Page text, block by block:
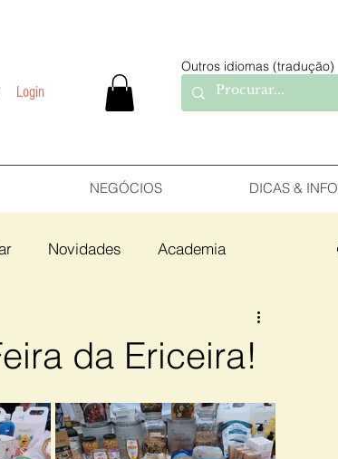
Login
Outros idiomas (tradução)
NEGÓCIOS DICAS & INFO
Novidades Academia
da Ericeira!